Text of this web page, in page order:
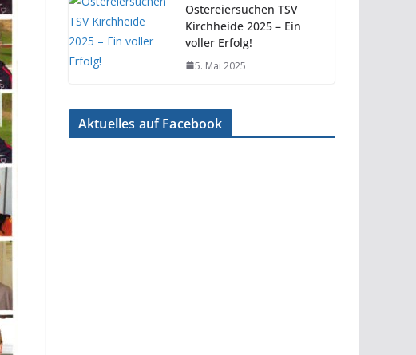
Ostereiersuchen TSV
Kirchheide 2025 – Ein
voller Erfolg!
5. Mai 2025
Aktuelles auf Facebook